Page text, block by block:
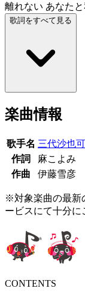
離れない あなた
歌詞をすべて見る
楽曲情報
歌手名 三代沙也可
作詞
麻こよみ
作曲
伊藤雪彦
※対象楽曲の最新
ービスにて十分に
CONTENTS